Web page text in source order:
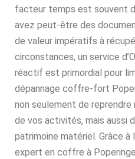
facteur temps est souvent
avez peut-être des
de valeur impératifs à
circonstances, un service
réactif est primordial pour
dépannage coffre-fort
non seulement de reprendre
de vos activités, mais aussi
patrimoine matériel. Grâce à
expert en coffre à